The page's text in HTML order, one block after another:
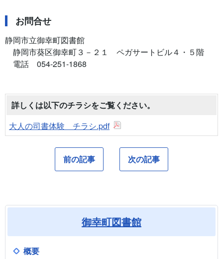
お問合せ
静岡市立御幸町図書館
静岡市葵区御幸町３－２１ ペガサートビル４・５階
電話 054-251-1868
詳しくは以下のチラシをご覧ください。
大人の司書体験 チラシ.pdf
前の記事 次の記事
御幸町図書館
概要